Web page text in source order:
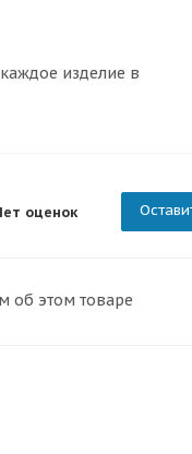
изделие в
оценок
об этом товаре